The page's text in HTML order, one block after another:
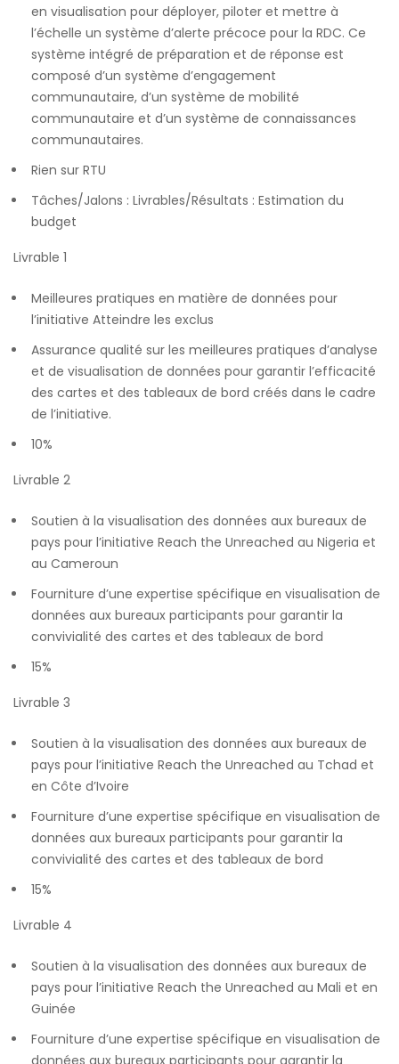
en visualisation pour déployer, piloter et mettre à
l’échelle un système d’alerte précoce pour la RDC. Ce
système intégré de préparation et de réponse est
composé d’un système d’engagement
communautaire, d’un système de mobilité
communautaire et d’un système de connaissances
communautaires.
Rien sur RTU
Tâches/Jalons : Livrables/Résultats : Estimation du
budget
Livrable 1
Meilleures pratiques en matière de données pour
l’initiative Atteindre les exclus
Assurance qualité sur les meilleures pratiques d’analyse
et de visualisation de données pour garantir l’efficacité
des cartes et des tableaux de bord créés dans le cadre
de l’initiative.
10%
Livrable 2
Soutien à la visualisation des données aux bureaux de
pays pour l’initiative Reach the Unreached au Nigeria et
au Cameroun
Fourniture d’une expertise spécifique en visualisation de
données aux bureaux participants pour garantir la
convivialité des cartes et des tableaux de bord
15%
Livrable 3
Soutien à la visualisation des données aux bureaux de
pays pour l’initiative Reach the Unreached au Tchad et
en Côte d’Ivoire
Fourniture d’une expertise spécifique en visualisation de
données aux bureaux participants pour garantir la
convivialité des cartes et des tableaux de bord
15%
Livrable 4
Soutien à la visualisation des données aux bureaux de
pays pour l’initiative Reach the Unreached au Mali et en
Guinée
Fourniture d’une expertise spécifique en visualisation de
données aux bureaux participants pour garantir la